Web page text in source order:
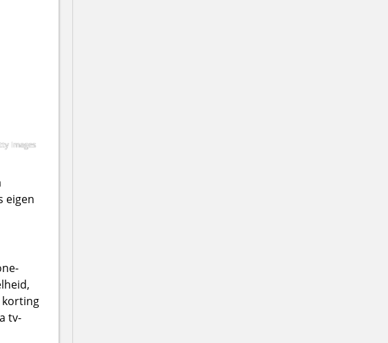
Images
eigen
korting
tv-